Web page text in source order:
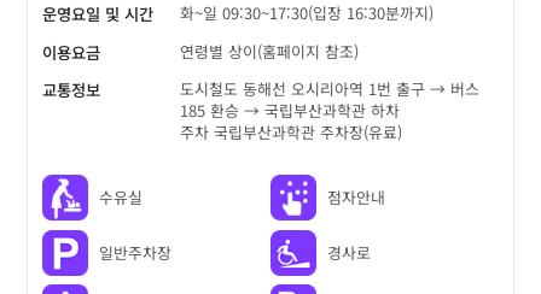
운영요일 및 시간
화~일 09:30~17:30(입장 16:30분까지)
이용요금
연령별 상이(홈페이지 참조)
교통정보
도시철도 동해선 오시리아역 1번 출구 → 버스
185 환승 → 국립부산과학관 하차
주차 국립부산과학관 주차장(유료)
수유실 점자안내
일반주차장 경사로